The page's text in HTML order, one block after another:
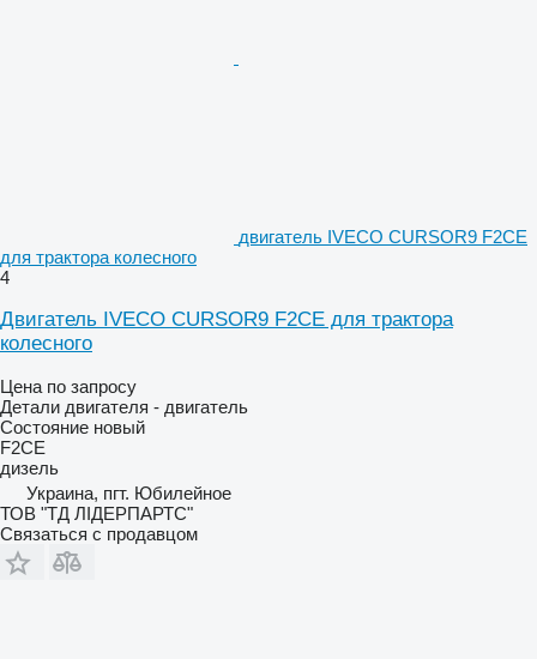
двигатель IVECO CURSOR9 F2CE
для трактора колесного
4
Двигатель IVECO CURSOR9 F2CE для трактора
колесного
Цена по запросу
Детали двигателя - двигатель
Состояние новый
F2CE
дизель
Украина, пгт. Юбилейное
ТОВ "ТД ЛІДЕРПАРТС"
Связаться с продавцом